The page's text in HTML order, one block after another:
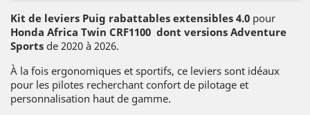
Kit de leviers Puig rabattables extensibles 4.0 pour
Honda Africa Twin CRF1100 dont versions Adventure
Sports de 2020 à 2026.
À la fois ergonomiques et sportifs, ce leviers sont idéaux
pour les pilotes recherchant confort de pilotage et
personnalisation haut de gamme.